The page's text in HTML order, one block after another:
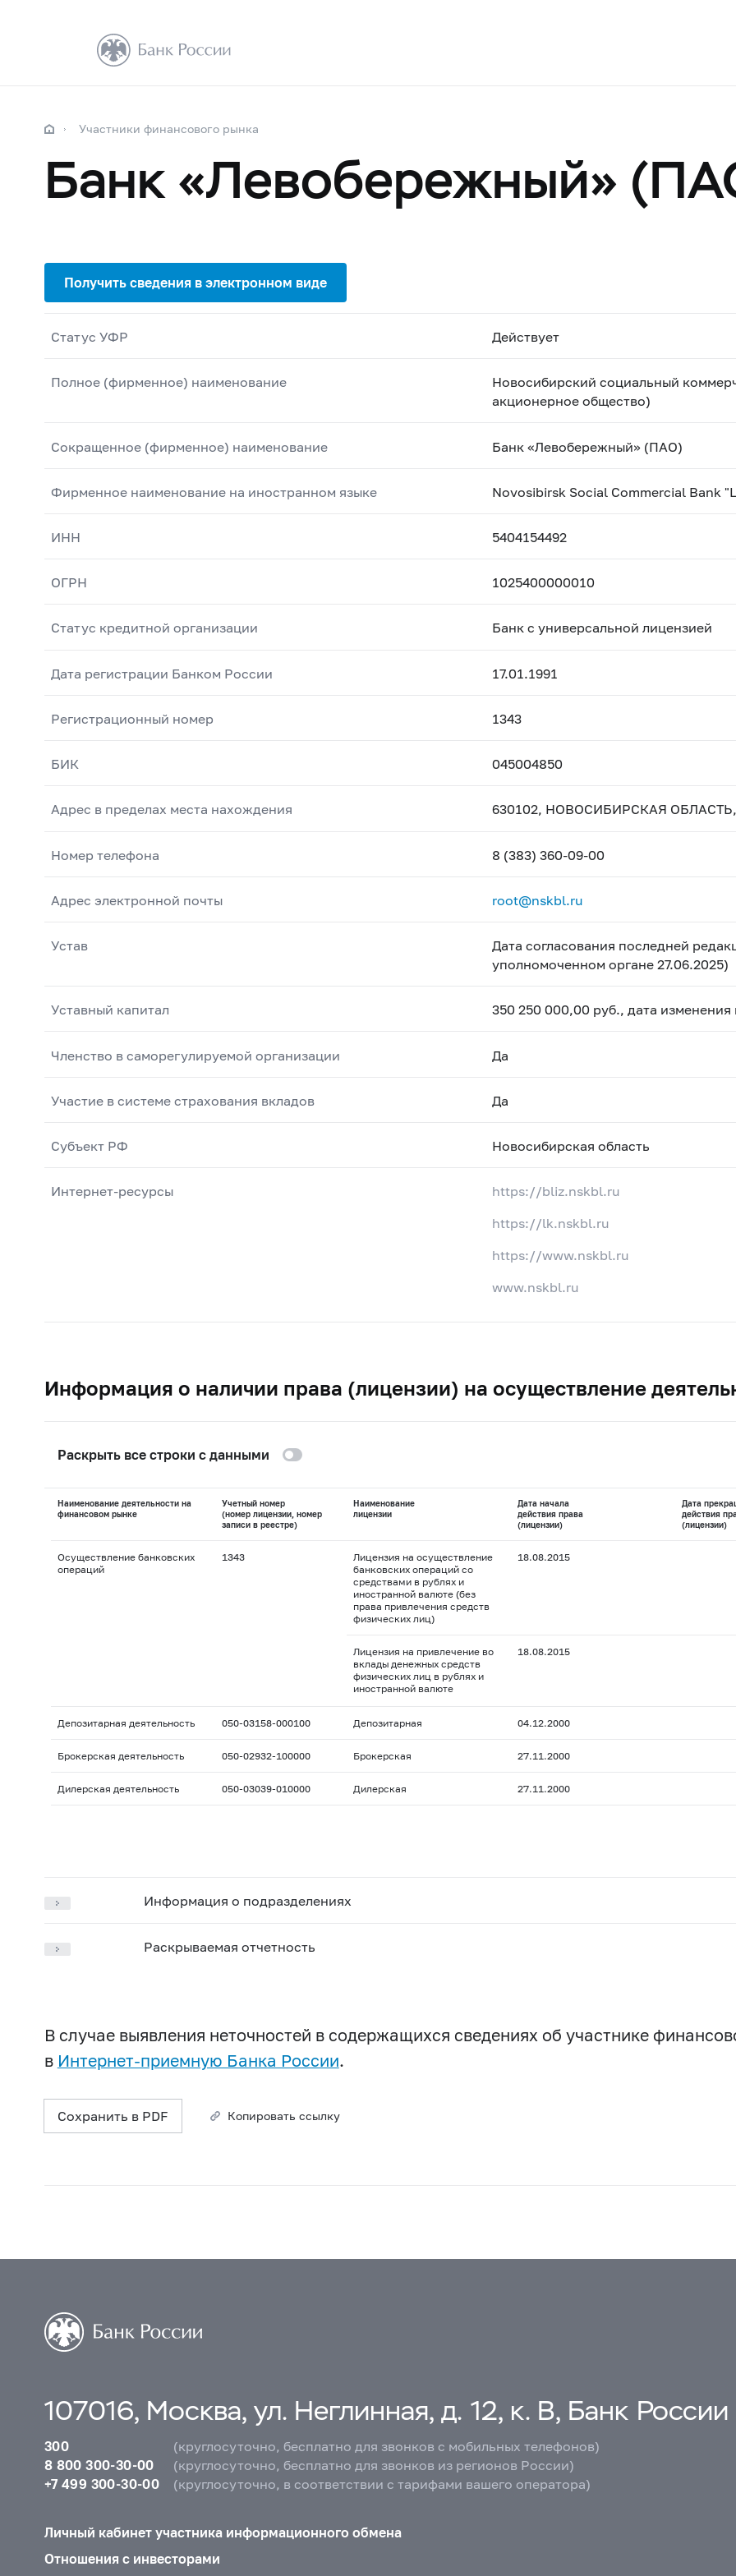
Участники финансового рынка
Банк «Левобережный»
Статус УФР Действует
Полное (фирменное) наименование
Новосибирский социальный
акционерное общество)
Сокращенное (фирменное) наименование Банк «Левобережный» (ПАО)
Фирменное наименование на иностранном языке Novosibirsk Social Commercial Bank
ИНН 5404154492
ОГРН 1025400000010
Статус кредитной организации Банк с универсальной лицензией
Дата регистрации Банком России 17.01.1991
Регистрационный номер 1343
БИК 045004850
Адрес в пределах места нахождения 630102, НОВОСИБИРСКАЯ
Номер телефона 8 (383) 360-09-00
Адрес электронной почты root@nskbl.ru
Устав
Дата согласования последней
уполномоченном органе 27.06.2025)
Уставный капитал 350 250 000,00 руб., дата
Членство в саморегулируемой организации Да
Участие в системе страхования вкладов Да
Субъект РФ Новосибирская область
Интернет-ресурсы https://bliz.nskbl.ru
https://lk.nskbl.ru
https://www.nskbl.ru
www.nskbl.ru
Информация о наличии права (лицензии) на осуществление
Раскрыть все строки с данными
Наименование деятельности на
финансовом рынке
Учетный номер
(номер лицензии, номер
записи в реестре)
Наименование
лицензии
Дата начала
действия права
(лицензии)
Дата
действия
(лицензии)
Осуществление банковских
операций
1343
Лицензия на осуществление
банковских операций со
средствами в рублях и
иностранной валюте (без
права привлечения средств
физических лиц)
18.08.2015
Лицензия на привлечение во
вклады денежных средств
физических лиц в рублях и
иностранной валюте
18.08.2015
Депозитарная деятельность 050-03158-000100 Депозитарная 04.12.2000
Брокерская деятельность 050-02932-100000 Брокерская 27.11.2000
Дилерская деятельность 050-03039-010000 Дилерская 27.11.2000
Информация о подразделениях
Раскрываемая отчетность
В случае выявления неточностей в содержащихся сведениях об участнике
в Интернет-приемную Банка России.
Сохранить в PDF Копировать ссылку
107016, Москва, ул. Неглинная, д. 12, к. В, Банк России
300
(круглосуточно, бесплатно для звонков с мобильных телефонов)
8 800 300-30-00
(круглосуточно, бесплатно для звонков из регионов России)
+7 499 300-30-00
(круглосуточно, в соответствии с тарифами вашего оператора)
Личный кабинет участника информационного обмена
Отношения с инвесторами